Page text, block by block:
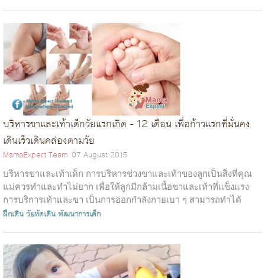
บริหารขาและเท้าเด็กวัยแรกเกิด - 12 เดือน เพื่อก้าวแรกที่มั่นคง
เดินเร็วเดินคล่องตามวัย
MamaExpert Team 07 August 2015
บริหารขาและเท้าเด็ก การบริหารช่วงขาและเท้าของลูกเป็นสิ่งที่คุณ
แม่ควรทำและทำไม่ยาก เพื่อให้ลูกมีกล้ามเนื้อขาและเท้าที่แข็งแรง
การบริการเท้าและขา เป็นการออกกำลังกายเบา ๆ สามารถทำได้
ตั้งแต่แบเบาะ เพื่อส...
ฝึกเดินวัยหัดเดินพัฒนาการเด็ก